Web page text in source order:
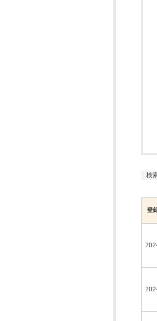
検
登